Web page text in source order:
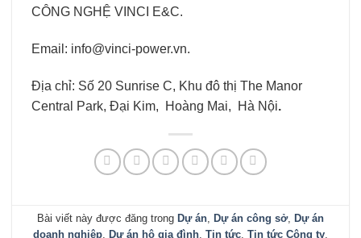
CÔNG NGHỆ VINCI E&C.
Email: info@vinci-power.vn.
Địa chỉ: Số 20 Sunrise C, Khu đô thị The Manor
Central Park, Đại Kim, Hoàng Mai, Hà Nội.
Bài viết này được đăng trong Dự án, Dự án công sở, Dự án
doanh nghiệp, Dự án hộ gia đình, Tin tức, Tin tức Công ty,